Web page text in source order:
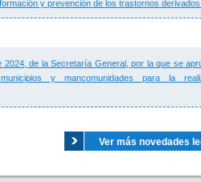
y prevención de los trastornos
2024, de la Secretaría General, por la que se
y mancomunidades para la
Ver más novedades